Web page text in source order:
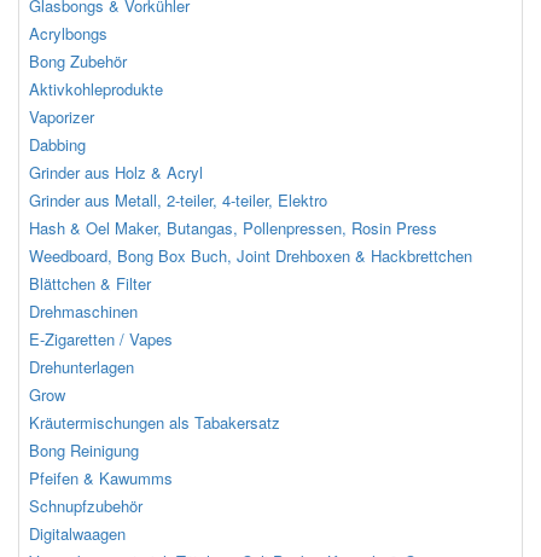
Glasbongs & Vorkühler
Acrylbongs
Bong Zubehör
Aktivkohleprodukte
Vaporizer
Dabbing
Grinder aus Holz & Acryl
Grinder aus Metall, 2-teiler, 4-teiler, Elektro
Hash & Oel Maker, Butangas, Pollenpressen, Rosin Press
Weedboard, Bong Box Buch, Joint Drehboxen & Hackbrettchen
Blättchen & Filter
Drehmaschinen
E-Zigaretten / Vapes
Drehunterlagen
Grow
Kräutermischungen als Tabakersatz
Bong Reinigung
Pfeifen & Kawumms
Schnupfzubehör
Digitalwaagen